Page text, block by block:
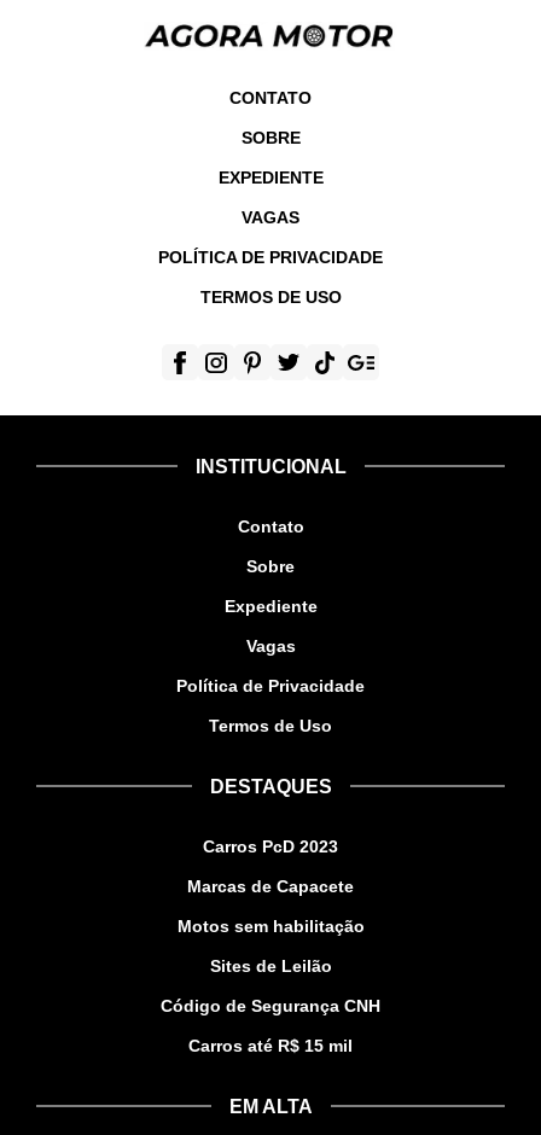
CONTATO
SOBRE
EXPEDIENTE
VAGAS
POLÍTICA DE PRIVACIDADE
TERMOS DE USO
INSTITUCIONAL
Contato
Sobre
Expediente
Vagas
Política de Privacidade
Termos de Uso
DESTAQUES
Carros PcD 2023
Marcas de Capacete
Motos sem habilitação
Sites de Leilão
Código de Segurança CNH
Carros até R$ 15 mil
EM ALTA